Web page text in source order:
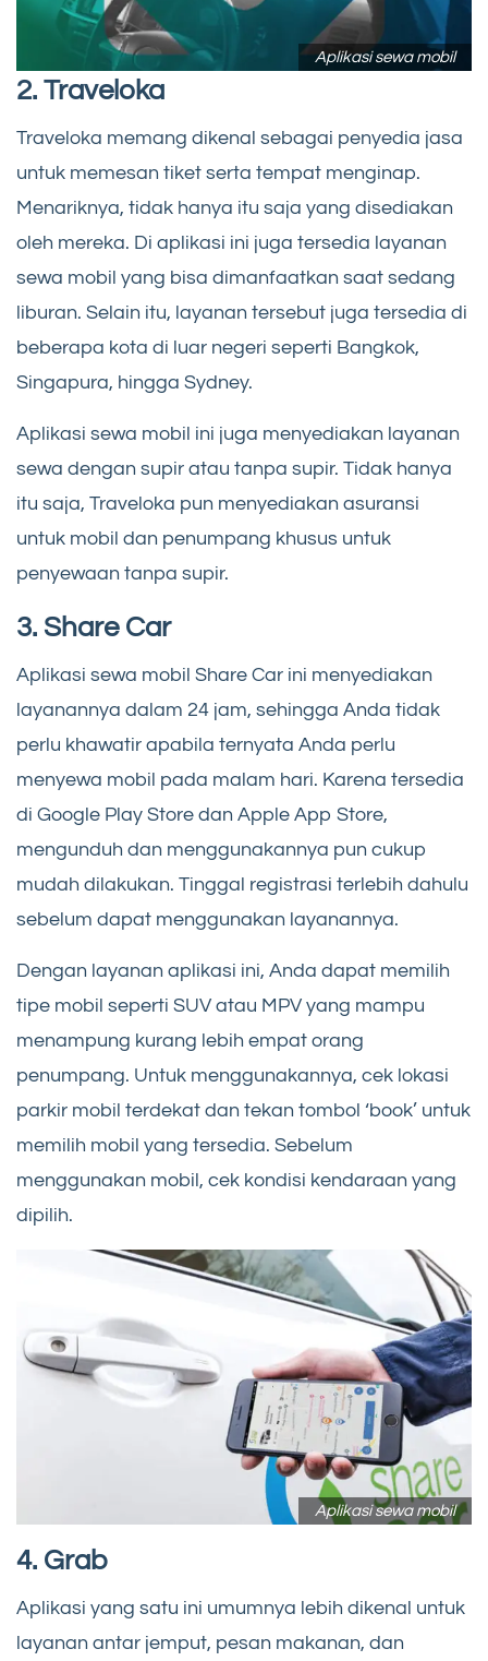
Aplikasi sewa mobil
2. Traveloka
Traveloka memang dikenal sebagai penyedia jasa
untuk memesan tiket serta tempat menginap.
Menariknya, tidak hanya itu saja yang disediakan
oleh mereka. Di aplikasi ini juga tersedia layanan
sewa mobil yang bisa dimanfaatkan saat sedang
liburan. Selain itu, layanan tersebut juga tersedia di
beberapa kota di luar negeri seperti Bangkok,
Singapura, hingga Sydney.
Aplikasi sewa mobil ini juga menyediakan layanan
sewa dengan supir atau tanpa supir. Tidak hanya
itu saja, Traveloka pun menyediakan asuransi
untuk mobil dan penumpang khusus untuk
penyewaan tanpa supir.
3. Share Car
Aplikasi sewa mobil Share Car ini menyediakan
layanannya dalam 24 jam, sehingga Anda tidak
perlu khawatir apabila ternyata Anda perlu
menyewa mobil pada malam hari. Karena tersedia
di Google Play Store dan Apple App Store,
mengunduh dan menggunakannya pun cukup
mudah dilakukan. Tinggal registrasi terlebih dahulu
sebelum dapat menggunakan layanannya.
Dengan layanan aplikasi ini, Anda dapat memilih
tipe mobil seperti SUV atau MPV yang mampu
menampung kurang lebih empat orang
penumpang. Untuk menggunakannya, cek lokasi
parkir mobil terdekat dan tekan tombol ‘book’ untuk
memilih mobil yang tersedia. Sebelum
menggunakan mobil, cek kondisi kendaraan yang
dipilih.
Aplikasi sewa mobil
4. Grab
Aplikasi yang satu ini umumnya lebih dikenal untuk
layanan antar jemput, pesan makanan, dan